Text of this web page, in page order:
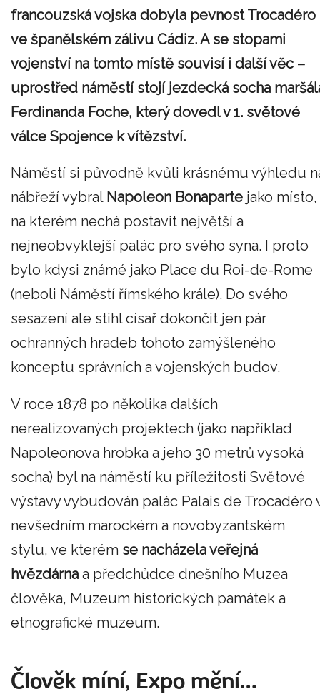
francouzská vojska dobyla pevnost Trocadéro
ve španělském zálivu Cádiz. A se stopami
vojenství na tomto místě souvisí i další věc –
uprostřed náměstí stojí jezdecká socha
Ferdinanda Foche, který dovedl v 1. světové
válce Spojence k vítězství.
Náměstí si původně kvůli krásnému výhledu
nábřeží vybral Napoleon Bonaparte jako místo,
na kterém nechá postavit největší a
nejneobvyklejší palác pro svého syna. I proto
bylo kdysi známé jako Place du Roi-de-Rome
(neboli Náměstí římského krále). Do svého
sesazení ale stihl císař dokončit jen pár
ochranných hradeb tohoto zamýšleného
konceptu správních a vojenských budov.
V roce 1878 po několika dalších
nerealizovaných projektech (jako například
Napoleonova hrobka a jeho 30 metrů vysoká
socha) byl na náměstí ku příležitosti Světové
výstavy vybudován palác Palais de Trocadéro
nevšedním marockém a novobyzantském
stylu, ve kterém se nacházela veřejná
hvězdárna a předchůdce dnešního Muzea
člověka, Muzeum historických památek a
etnografické muzeum.
Člověk míní, Expo mění…